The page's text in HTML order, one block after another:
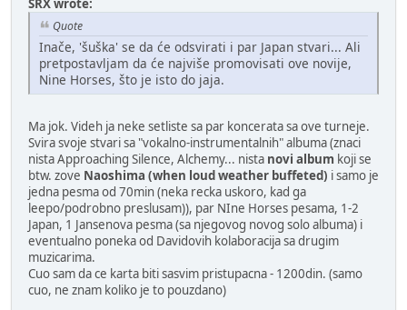
SRX wrote:
Quote
Inače, 'šuška' se da će odsvirati i par Japan stvari... Ali
pretpostavljam da će najviše promovisati ove novije,
Nine Horses, što je isto do jaja.
Ma jok. Videh ja neke setliste sa par koncerata sa ove turneje.
Svira svoje stvari sa "vokalno-instrumentalnih" albuma (znaci
nista Approaching Silence, Alchemy... nista novi album koji se
btw. zove Naoshima (when loud weather buffeted) i samo je
jedna pesma od 70min (neka recka uskoro, kad ga
leepo/podrobno preslusam)), par NIne Horses pesama, 1-2
Japan, 1 Jansenova pesma (sa njegovog novog solo albuma) i
eventualno poneka od Davidovih kolaboracija sa drugim
muzicarima.
Cuo sam da ce karta biti sasvim pristupacna - 1200din. (samo
cuo, ne znam koliko je to pouzdano)